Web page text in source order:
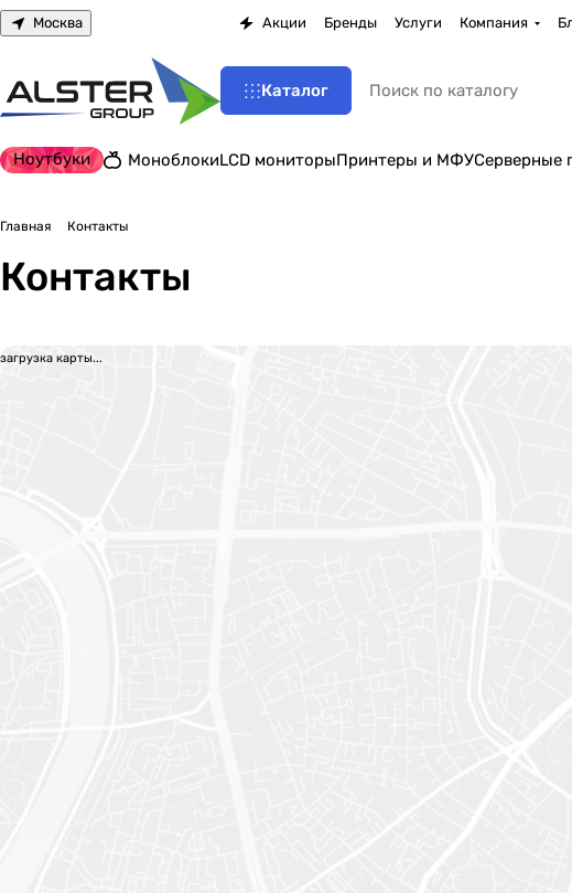
Москва Акции Бренды Услуги Компания
Каталог
Ноутбуки МоноблокиLCD мониторыПринтеры и МФУСерверные
Главная Контакты
Контакты
загрузка карты...